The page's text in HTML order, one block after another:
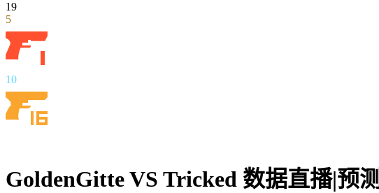
19
5
10
GoldenGitte VS Tricked 数据直播|预